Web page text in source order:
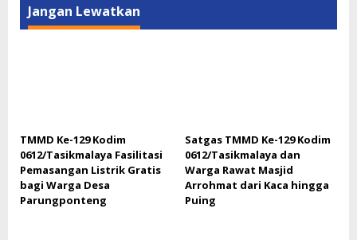
Jangan Lewatkan
TMMD Ke-129 Kodim
0612/Tasikmalaya Fasilitasi
Pemasangan Listrik Gratis
bagi Warga Desa
Parungponteng
Satgas TMMD Ke-129 Kodim
0612/Tasikmalaya dan
Warga Rawat Masjid
Arrohmat dari Kaca hingga
Puing